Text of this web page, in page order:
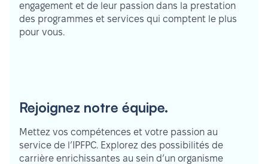
engagement et de leur passion dans la prestation
des programmes et services qui comptent le plus
pour vous.
Rejoignez notre équipe.
Mettez vos compétences et votre passion au
service de l’IPFPC. Explorez des possibilités de
carrière enrichissantes au sein d’un organisme